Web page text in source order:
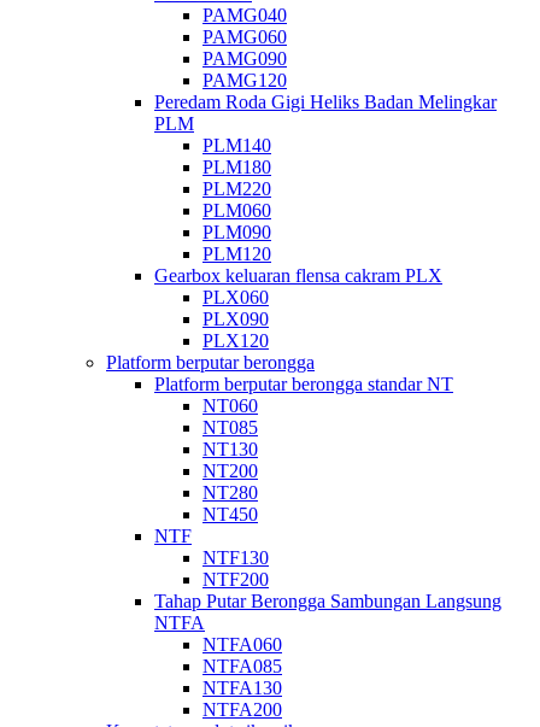
PAMG040
PAMG060
PAMG090
PAMG120
Peredam Roda Gigi Heliks Badan Melingkar
PLM
PLM140
PLM180
PLM220
PLM060
PLM090
PLM120
Gearbox keluaran flensa cakram PLX
PLX060
PLX090
PLX120
Platform berputar berongga
Platform berputar berongga standar NT
NT060
NT085
NT130
NT200
NT280
NT450
NTF
NTF130
NTF200
Tahap Putar Berongga Sambungan Langsung
NTFA
NTFA060
NTFA085
NTFA130
NTFA200